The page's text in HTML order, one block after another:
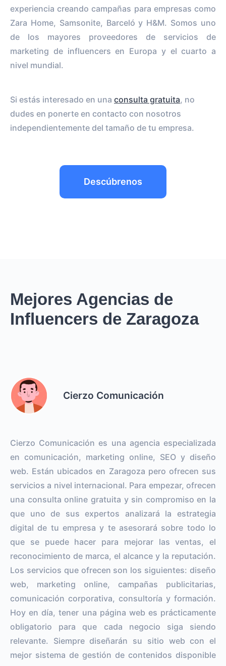
experiencia creando campañas para empresas como
Zara Home, Samsonite, Barceló y H&M. Somos uno
de los mayores proveedores de servicios de
marketing de influencers en Europa y el cuarto a
nivel mundial.
Si estás interesado en una consulta gratuita, no
dudes en ponerte en contacto con nosotros
independientemente del tamaño de tu empresa.
Descúbrenos
Mejores Agencias de
Influencers de Zaragoza
Cierzo Comunicación
Cierzo Comunicación es una agencia especializada
en comunicación, marketing online, SEO y diseño
web. Están ubicados en Zaragoza pero ofrecen sus
servicios a nivel internacional. Para empezar, ofrecen
una consulta online gratuita y sin compromiso en la
que uno de sus expertos analizará la estrategia
digital de tu empresa y te asesorará sobre todo lo
que se puede hacer para mejorar las ventas, el
reconocimiento de marca, el alcance y la reputación.
Los servicios que ofrecen son los siguientes: diseño
web, marketing online, campañas publicitarias,
comunicación corporativa, consultoría y formación.
Hoy en día, tener una página web es prácticamente
obligatorio para que cada negocio siga siendo
relevante. Siempre diseñarán su sitio web con el
mejor sistema de gestión de contenidos disponible